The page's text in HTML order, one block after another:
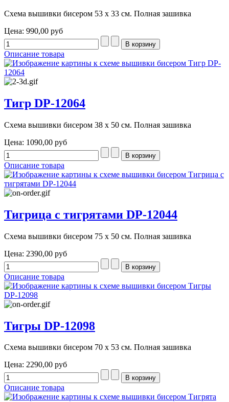
Схема вышивки бисером 53 х 33 см. Полная зашивка
Цена: 990,00 руб
Описание товара
Тигр DP-12064
Схема вышивки бисером 38 х 50 см. Полная зашивка
Цена: 1090,00 руб
Описание товара
Тигрица с тигрятами DP-12044
Схема вышивки бисером 75 х 50 см. Полная зашивка
Цена: 2390,00 руб
Описание товара
Тигры DP-12098
Схема вышивки бисером 70 х 53 см. Полная зашивка
Цена: 2290,00 руб
Описание товара